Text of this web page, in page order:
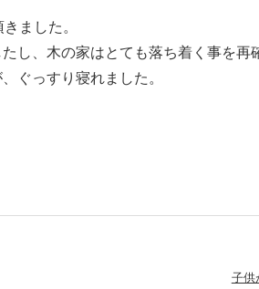
ました。
し、木の家はとても落ち着く事を再
ぐっすり寝れました。
子供